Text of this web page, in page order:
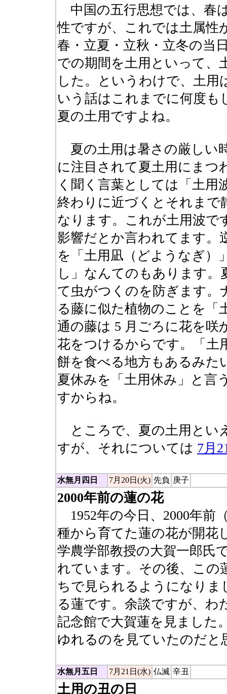
中国の五行思想では、春
性ですが、これでは土属性
春・立夏・立秋・立冬の当
での期間を土用といって、
した。というわけで、土
いう話はこれまでに何度
夏の土用ですよね。
夏の土用は暑さの厳しい
に注目されて夏土用にまつ
く聞く言葉としては「土
終わりに近づくとそれまで
なります。これが土用波で
影響だとか言われてます。
を「土用凪（どようなぎ）
し」なんてのもあります
て虫がつくのを防ぎます。
る藤に似た植物のことを「
通の藤は 5 月ごろに花を咲
花をつけるからです。「土
餅を食べる地方もあるみた
夏休みを「土用休み」と言
すからね。
ところで、夏の土用とい
すが、それについては 7月
水無月四日 7月20日(火) 先負 庚子
2000年前の蓮の花
1952年の今日、2000年前
種から育てた蓮の花が開花
学農学部教授の大賀一郎氏
れています。その後、この
ちで見られるようになり
る蓮です。余談ですが、わ
記念館で大賀蓮を見ました
ゆれるのを見ていたのだと
水無月五日 7月21日(水) 仏滅 辛丑
土用の丑の日